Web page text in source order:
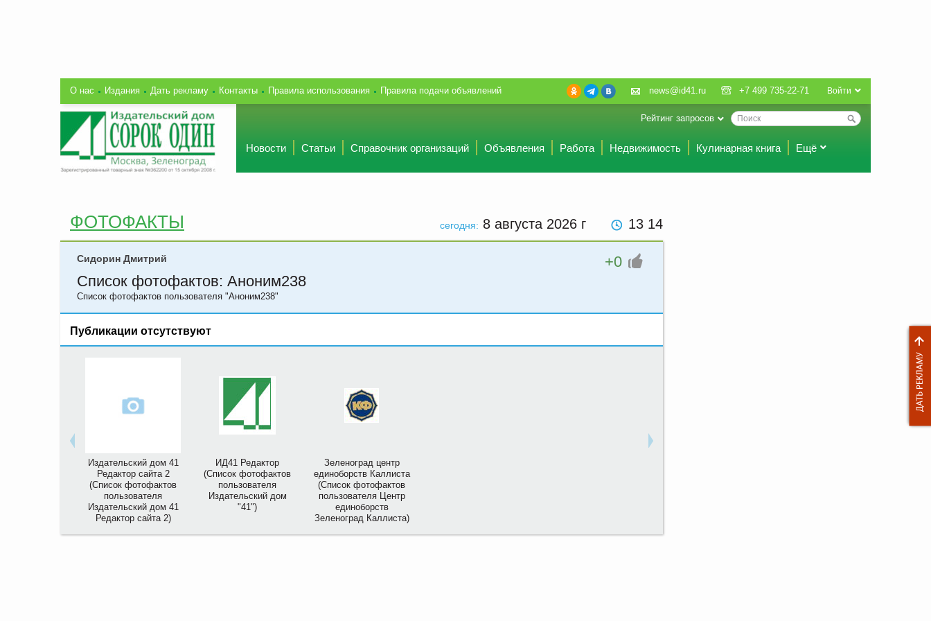
О нас Издания Дать рекламу Контакты Правила использования Правила подачи объявлений Войти
news@id41.ru +7 499 735-22-71
Рейтинг запросов
Новости Статьи Справочник организаций Объявления Работа Недвижимость Кулинарная книга Ещё
сегодня: 8 августа 2026 г 13:14
ФОТОФАКТЫ
+0
Сидорин Дмитрий
Список фотофактов: Аноним238
Список фотофактов пользователя "Аноним238"
Публикации отсутствуют
Издательский дом 41
Редактор сайта 2
(Список фотофактов
пользователя
Издательский дом 41
Редактор сайта 2)
ИД41 Редактор
(Список фотофактов
пользователя
Издательский дом
"41")
Зеленоград центр
единоборств Каллиста
(Список фотофактов
пользователя Центр
единоборств
Зеленоград Каллиста)